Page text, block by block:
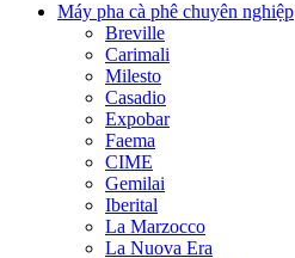
Máy pha cà phê chuyên nghiệp
Breville
Carimali
Milesto
Casadio
Expobar
Faema
CIME
Gemilai
Iberital
La Marzocco
La Nuova Era